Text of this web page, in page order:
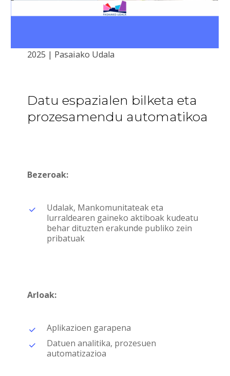
2025 | Pasaiako Udala
Datu espazialen bilketa eta
prozesamendu automatikoa
Bezeroak:
Udalak, Mankomunitateak eta
lurraldearen gaineko aktiboak kudeatu
behar dituzten erakunde publiko zein
pribatuak
Arloak:
Aplikazioen garapena
Datuen analitika, prozesuen
automatizazioa